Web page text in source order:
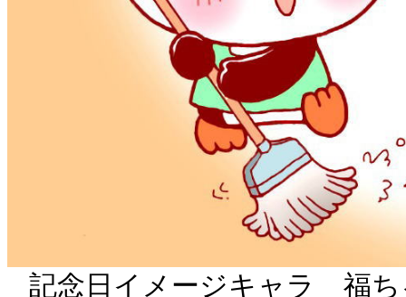
記念日イメージキャラ 福